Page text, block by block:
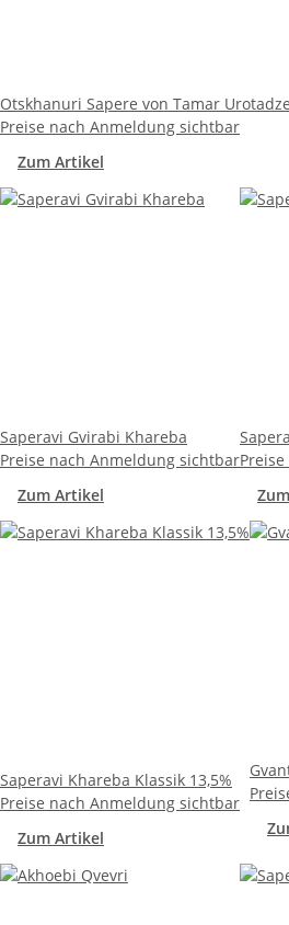
Otskhanuri Sapere von Tamar
Preise nach Anmeldung sichtbar
Zum Artikel
Saperavi Gvirabi Khareba
Preise nach Anmeldung sichtbar
Zum Artikel
Saperavi Khareba Klassik 13,5%
Preise nach Anmeldung sichtbar
Zum Artikel